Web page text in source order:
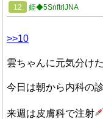
12
姫◆5SnftrlJNA
>>10
雲ちゃんに元気分け
今日は朝から内科の
来週は皮膚科で注射